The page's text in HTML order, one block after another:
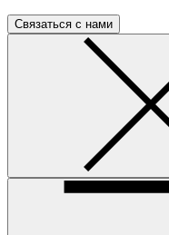
Связаться с нами